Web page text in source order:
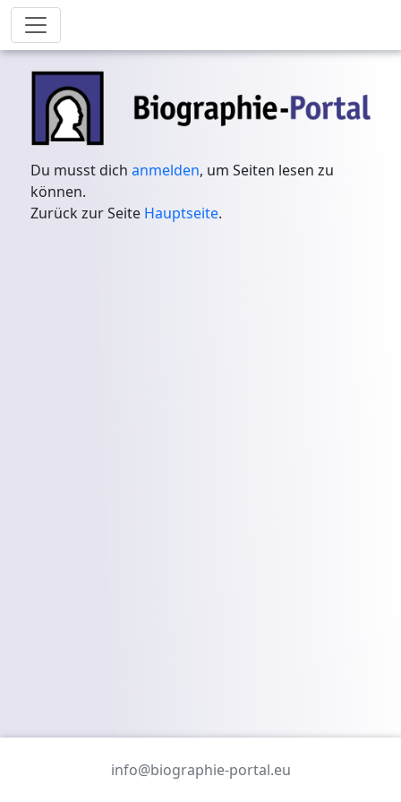
Du musst dichanmelden, um Seiten lesen zu
können.
Zurück zur Seite Hauptseite.
info@biographie-portal.eu